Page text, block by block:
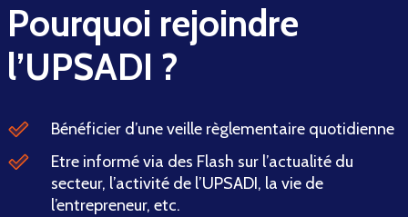
Pourquoi rejoindre
l’UPSADI ?
Bénéficier d’une veille règlementaire quotidienne
Etre informé via des Flash sur l’actualité du
secteur, l’activité de l’UPSADI, la vie de
l’entrepreneur, etc.